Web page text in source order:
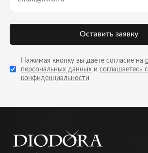
Оставить заявку
Нажимая кнопку вы даете согласие на
персональных данных и соглашаетесь
конфиденциальности